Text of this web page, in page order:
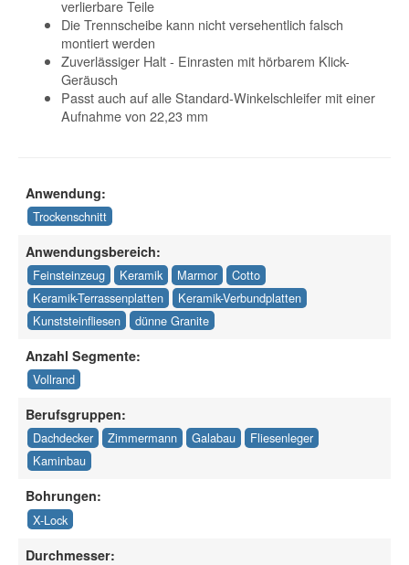
verlierbare Teile
Die Trennscheibe kann nicht versehentlich falsch
montiert werden
Zuverlässiger Halt - Einrasten mit hörbarem Klick-
Geräusch
Passt auch auf alle Standard-Winkelschleifer mit einer
Aufnahme von 22,23 mm
Anwendung:
Trockenschnitt
Anwendungsbereich:
Feinsteinzeug Keramik Marmor
Cotto
Keramik-Terrassenplatten
Keramik-Verbundplatten
Kunststeinfliesen
dünne Granite
Anzahl Segmente:
Vollrand
Berufsgruppen:
Dachdecker Zimmermann Galabau
Fliesenleger
Kaminbau
Bohrungen:
X-Lock
Durchmesser: